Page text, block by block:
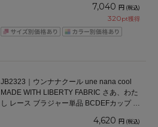
7,040 円 (税込)
320pt獲得
JB2323｜ウンナナクール une nana cool
MADE WITH LIBERTY FABRIC さあ、わた
し レース ブラジャー単品 BCDEFカップ ア
4,620 円 (税込)